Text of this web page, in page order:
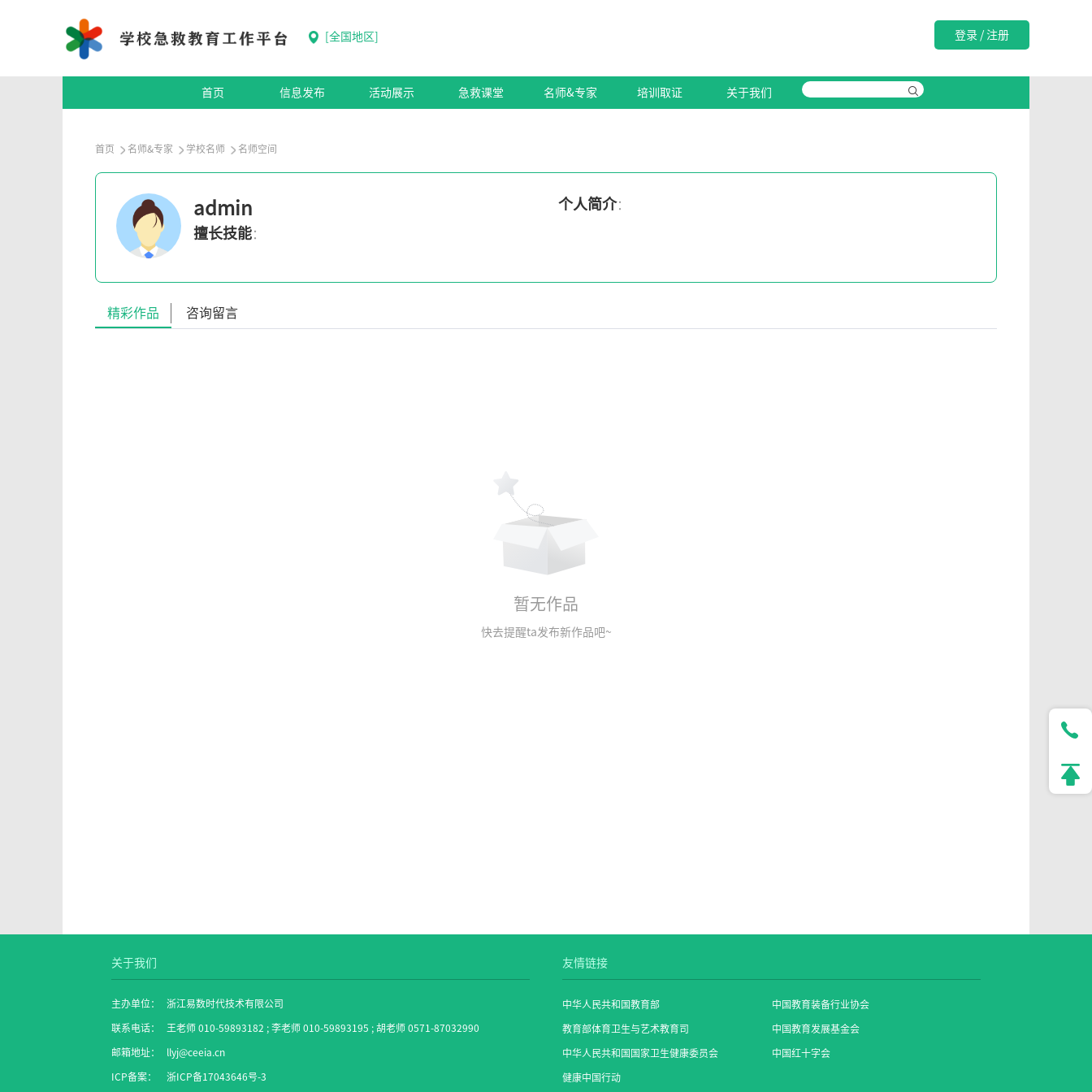
全国地区 登录 / 注册
首页 信息发布 活动展示 急救课堂 名师&专家 培训取证 关于我们
首页 名师&专家 学校名师 名师空间
admin
擅长技能：
个人简介：
精彩作品 咨询留言
暂无作品
快去提醒ta发布新作品吧~
关于我们
主办单位： 浙江易数时代技术有限公司
联系电话： 王老师 010-59893182 ; 李老师 010-59893195 ; 胡老师 0571-87032990
邮箱地址： llyj@ceeia.cn
ICP备案： 浙ICP备17043646号-3
友情链接
中华人民共和国教育部 中国教育装备行业协会
教育部体育卫生与艺术教育司 中国教育发展基金会
中华人民共和国国家卫生健康委员会 中国红十字会
健康中国行动